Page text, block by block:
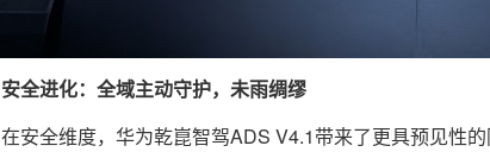
安全进化：全域主动守护，未雨绸缪
在安全维度，华为乾崑智驾ADS V4.1带来了更具预见性